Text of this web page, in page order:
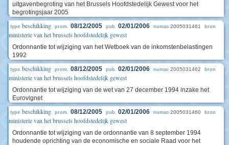
uitgavenbegroting van het Brussels Hoofdstedelijk Gewest voor het
begrotingsjaar 2005
type beschikking prom. 08/12/2005 pub. 02/01/2006 numac 2005031461 bron
ministerie van het brussels hoofdstedelijk gewest
Ordonnantie tot wijziging van het Wetboek van de inkomstenbelastingen
1992
type beschikking prom. 08/12/2005 pub. 02/01/2006 numac 2005031462 bron
ministerie van het brussels hoofdstedelijk gewest
Ordonnantie tot wijziging van de wet van 27 december 1994 inzake het
Eurovignet
type beschikking prom. 08/12/2005 pub. 02/01/2006 numac 2005031460 bron
ministerie van het brussels hoofdstedelijk gewest
Ordonnantie tot wijziging van de ordonnantie van 8 september 1994
houdende oprichting van de economische en sociale Raad voor het